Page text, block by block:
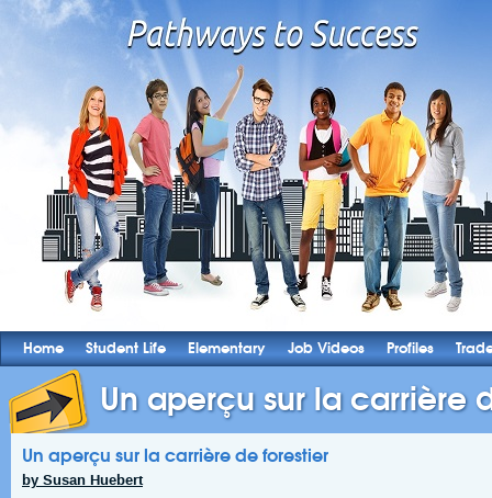
Home Student Life Elementary Job Videos Profiles
Un aperçu sur la carrière
Un aperçu sur la carrière de forestier
by Susan Huebert